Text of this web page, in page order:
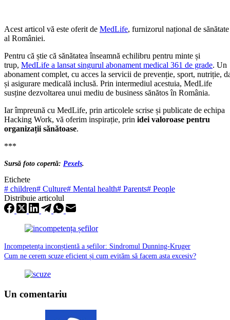
Acest articol vă este oferit de MedLife, furnizorul național de sănătate
al României.
Pentru că știe că sănătatea înseamnă echilibru pentru minte și
trup, MedLife a lansat singurul abonament medical 361 de grade. Un
abonament complet, cu acces la servicii de prevenție, sport, nutriție,
și asigurare medicală inclusă. Prin intermediul acestuia, MedLife
susține dezvoltarea unui mediu de business sănătos în România.
Iar împreună cu MedLife, prin articolele scrise și publicate de echipa
Hacking Work, vă oferim inspirație, prin idei valoroase pentru
organizații sănătoase.
***
Sursă foto copertă: Pexels.
Etichete
# children# Culture# Mental health# Parents# People
Distribuie articolul
Incompetența inconștientă a șefilor: Sindromul Dunning-Kruger
Cum ne cerem scuze eficient și cum evităm să facem asta excesiv?
Un comentariu